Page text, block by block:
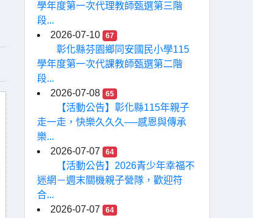
學年度第一次代理教師甄選第三階
段...
2026-07-10
67
彰化縣芬園鄉同安國民小學115
學年度第一次代課教師甄選第二階
段...
2026-07-08
65
【活動公告】彰化縣115年親子
走一走，快樂久久久──感恩與傳承
樂...
2026-07-07
64
【活動公告】2026青少年幸福不
迷網－週末關機親子營隊，歡迎符
合...
2026-07-07
64